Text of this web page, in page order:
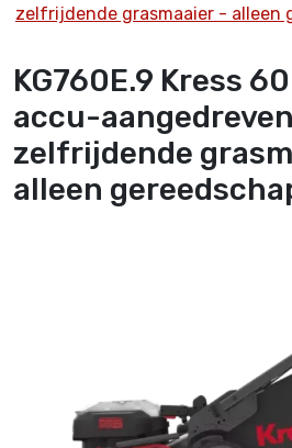
zelfrijdende grasmaaier - alleen
KG760E.9 Kress
accu-aangedreven
zelfrijdende
alleen